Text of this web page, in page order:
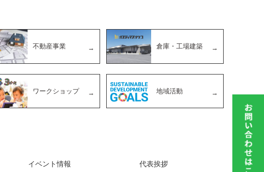
不動産事業 倉庫・工場建築
ワークショップ 地域活動
イベント情報 代表挨拶